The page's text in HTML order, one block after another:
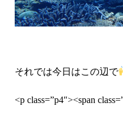
それでは今日はこの辺で
<p class=”p4″><span